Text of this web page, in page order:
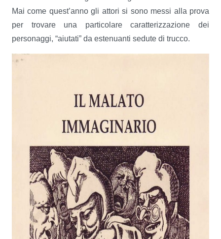
Mai come quest’anno gli attori si sono messi alla prova
per trovare una particolare caratterizzazione dei
personaggi, “aiutati” da estenuanti sedute di trucco.